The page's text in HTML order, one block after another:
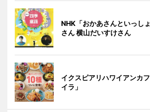
NHK「おかあさんといっし
さん 横山だいすけさん
イクスピアリハワイアンカ
イラ」